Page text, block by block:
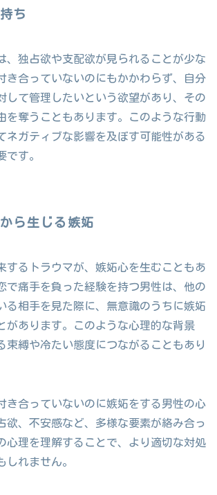
ち
、独占欲や支配欲が見られることが少な
き合っていないのにもかかわらず、自分
して管理したいという欲望があり、その
を奪うこともあります。このような行動
ネガティブな影響を及ぼす可能性がある
です。
ら生じる嫉妬
するトラウマが、嫉妬心を生むこともあ
で痛手を負った経験を持つ男性は、他の
る相手を見た際に、無意識のうちに嫉妬
があります。このような心理的な背景
束縛や冷たい態度につながることもあり
き合っていないのに嫉妬をする男性の心
欲、不安感など、多様な要素が絡み合っ
心理を理解することで、より適切な対処
しれません。